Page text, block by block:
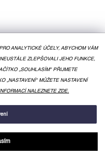
ANALYTICKÉ ÚČELY, ABYCHOM VÁM
ZLEPŠOVALI JEHO FUNKCE,
„SOUHLASÍM" PŘIJMETE
„NASTAVENÍ" MŮŽETE NASTAVENÍ
NALEZNETE ZDE.